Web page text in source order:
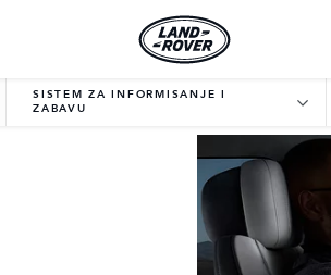
SISTEM ZA INFORMISANJE I
ZABAVU